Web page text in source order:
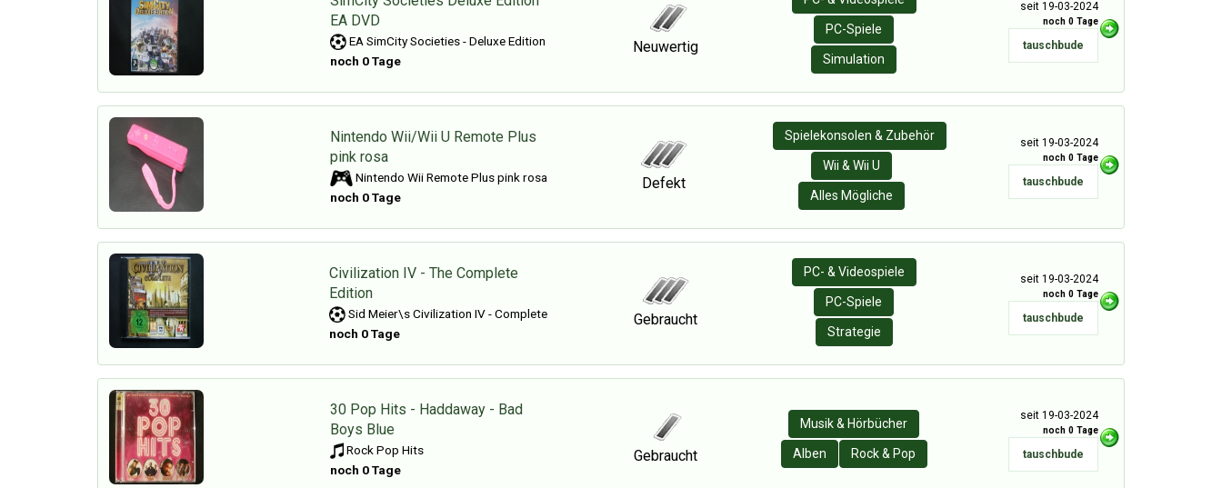
EA DVD
EA SimCity Societies - Deluxe Edition
noch 0 Tage
Neuwertig
PC-Spiele
Simulation
seit 19-03-2024
noch 0 Tage
tauschbude
Nintendo Wii/Wii U Remote Plus
pink rosa
Nintendo Wii Remote Plus pink rosa
noch 0 Tage
Defekt
Spielekonsolen & Zubehör
Wii & Wii U
Alles Mögliche
seit 19-03-2024
noch 0 Tage
tauschbude
Civilization IV - The Complete
Edition
Sid Meier\s Civilization IV - Complete
noch 0 Tage
Gebraucht
PC- & Videospiele
PC-Spiele
Strategie
seit 19-03-2024
noch 0 Tage
tauschbude
30 Pop Hits - Haddaway - Bad
Boys Blue
Rock Pop Hits
noch 0 Tage
Gebraucht
Musik & Hörbücher
Alben Rock & Pop
seit 19-03-2024
noch 0 Tage
tauschbude